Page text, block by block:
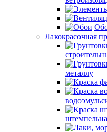
Лакокрасочная
металлу